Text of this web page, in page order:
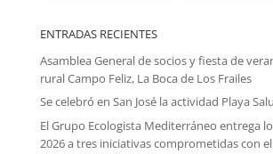
ENTRADAS RECIENTES
Asamblea General de socios y fiesta de
rural Campo Feliz, La Boca de Los Frailes
Se celebró en San José la actividad Playa
El Grupo Ecologista Mediterráneo entrega
2026 a tres iniciativas comprometidas con